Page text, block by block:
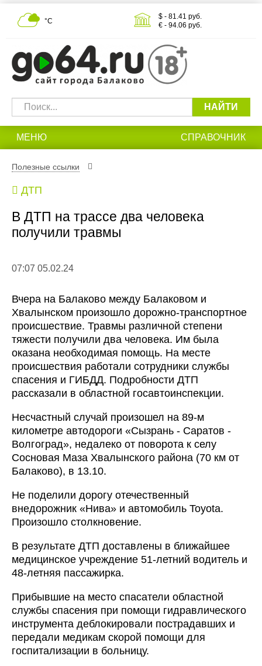
°С
$ - 81.41 руб.
€ - 94.06 руб.
НАЙТИ
МЕНЮ СПРАВОЧНИК
Полезные ссылки
ДТП
В ДТП на трассе два человека
получили травмы
07:07 05.02.24
Вчера на Балаково между Балаковом и
Хвалынском произошло дорожно-транспортное
происшествие. Травмы различной степени
тяжести получили два человека. Им была
оказана необходимая помощь. На месте
происшествия работали сотрудники службы
спасения и ГИБДД. Подробности ДТП
рассказали в областной госавтоинспекции.
Несчастный случай произошел на 89-м
километре автодороги «Сызрань - Саратов -
Волгоград», недалеко от поворота к селу
Сосновая Маза Хвалынского района (70 км от
Балаково), в 13.10.
Не поделили дорогу отечественный
внедорожник «Нива» и автомобиль Toyota.
Произошло столкновение.
В результате ДТП доставлены в ближайшее
медицинское учреждение 51-летний водитель и
48-летняя пассажирка.
Прибывшие на место спасатели областной
службы спасения при помощи гидравлического
инструмента деблокировали пострадавших и
передали медикам скорой помощи для
госпитализации в больницу.